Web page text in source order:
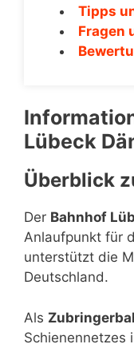
Tipps
Fragen
Lübeck
Überblick
Der Bahnhof
Anlaufpunkt für
unterstützt die
Deutschland.
Als
Schienennetzes